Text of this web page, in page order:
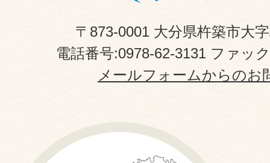
〒873-0001 大分県杵築市大
電話番号:0978-62-3131 ファッ
メールフォームからのお